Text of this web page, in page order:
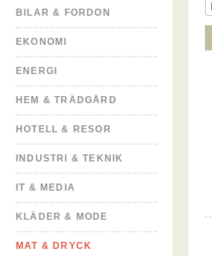
BILAR & FORDON
EKONOMI
ENERGI
HEM & TRÄDGÅRD
HOTELL & RESOR
INDUSTRI & TEKNIK
IT & MEDIA
KLÄDER & MODE
MAT & DRYCK